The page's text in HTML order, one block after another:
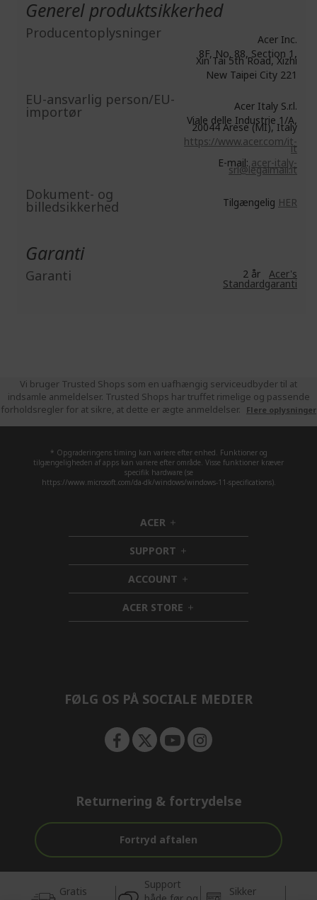
Generel produktsikkerhed
Producentoplysninger
Acer Inc.
8F, No. 88, Section 1,
Xin Tai 5th Road, Xizhi
New Taipei City 221
EU-ansvarlig person/EU-
importør
Acer Italy S.r.l.
Viale delle Industrie 1/A,
20044 Arese (MI), Italy
https://www.acer.com/it-
it
E-mail:acer-italy-
srl@legalmail.it
Dokument- og
billedsikkerhed Tilgængelig HER
Garanti
Garanti 2 år Acer's
Standardgaranti
Vi bruger Trusted Shops som en uafhængig serviceudbyder til at
indsamle anmeldelser. Trusted Shops har truffet rimelige og passende
forholdsregler for at sikre, at dette er ægte anmeldelser.
Flere oplysninger
* Opgraderingens timing kan variere efter enhed. Funktioner og
tilgængeligheden af apps kan variere efter område. Visse funktioner kræver
specifik hardware (se
https://www.microsoft.com/da-dk/windows/windows-11-specifications).
ACER h
i
d
d
e
n
SUPPORT h
i
d
e
n
ACCOUNT h
i
d
d
ACER STORE h
i
FØLG OS PÅ SOCIALE MEDIER
Returnering & fortrydelse
Fortryd aftalen
Gratis
Support
Sikker